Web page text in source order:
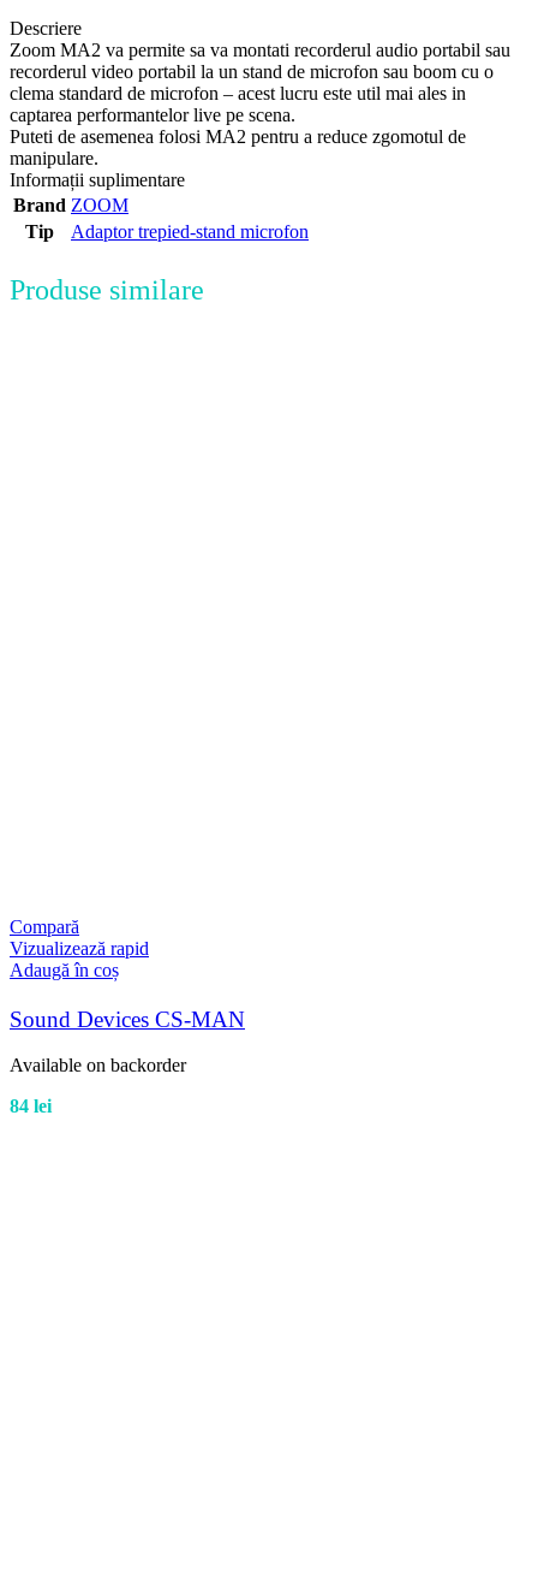
Descriere
Zoom MA2 va permite sa va montati recorderul audio portabil sau
recorderul video portabil la un stand de microfon sau boom cu o
clema standard de microfon – acest lucru este util mai ales in
captarea performantelor live pe scena.
Puteti de asemenea folosi MA2 pentru a reduce zgomotul de
manipulare.
Informații suplimentare
Brand ZOOM
Tip
Adaptor trepied-stand microfon
Produse similare
Compară
Vizualizează rapid
Adaugă în coș
Sound Devices CS-MAN
Available on backorder
84 lei